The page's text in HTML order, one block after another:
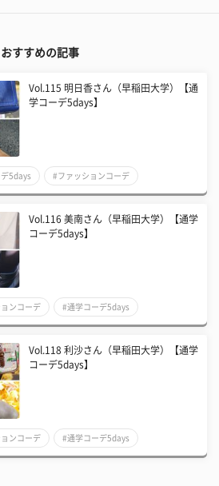
おすすめの記事
Vol.115 明日香さん（早稲田大学）【通
学コーデ5days】
5days #ファッションコーデ
Vol.116 美南さん（早稲田大学）【通学
コーデ5days】
ンコーデ #通学コーデ5days
Vol.118 利沙さん（早稲田大学）【通学
コーデ5days】
ンコーデ #通学コーデ5days